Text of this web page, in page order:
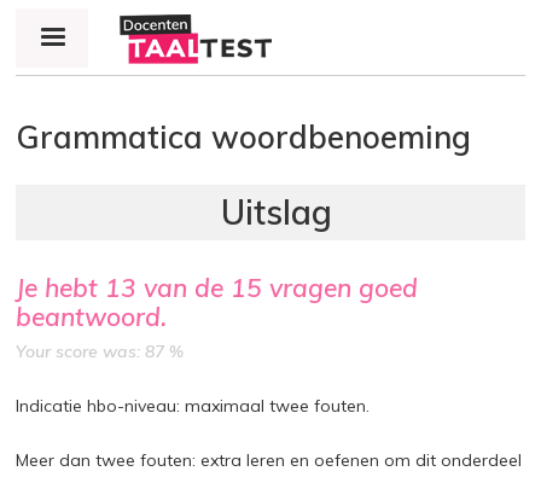
Grammatica woordbenoeming
Je hebt 13 van de 15 vragen goed
beantwoord.
Your score was: 87 %
Indicatie hbo-niveau: maximaal twee fouten.
Meer dan twee fouten: extra leren en oefenen om dit onderdeel